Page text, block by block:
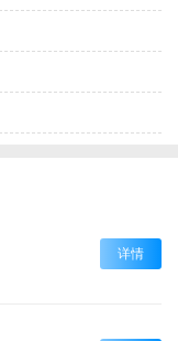
详情